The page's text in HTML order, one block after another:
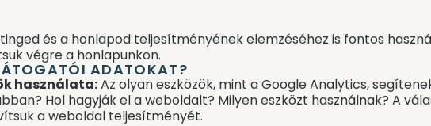
és a honlapod teljesítményének elemzéséhez is fontos
végre a honlapunkon.
ADATOKAT?
használata:Az olyan eszközök, mint a Google Analytics,
Hol hagyják el a weboldalt? Milyen eszközt használnak? A
a weboldal teljesítményét.